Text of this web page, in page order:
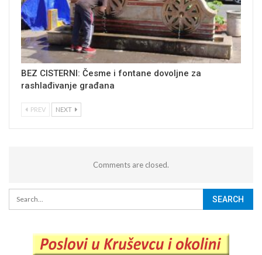
BEZ CISTERNI: Česme i fontane dovoljne za
rashlađivanje građana
PREV NEXT
Comments are closed.